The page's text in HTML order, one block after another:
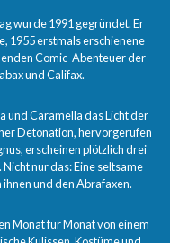
wurde 1991 gegründet. Er
1955 erstmals erschienene
Comic-Abenteuer der
und Califax.
und Caramella das Licht der
Detonation, hervorgerufen
erscheinen plötzlich drei
nur das: Eine seltsame
und den Abrafaxen.
Monat für Monat von einem